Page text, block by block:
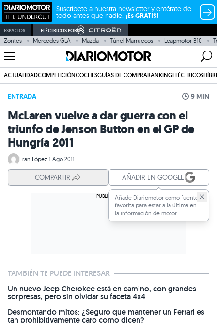
Suscríbete a nuestra newsletter y entérate de
todo antes que nadie. ¡Es GRATIS!
ESPACIOS ELÉCTRICOS POR
Zontes Mercedes GLA Mazda Túnel Marruecos Leapmotor B10
ACTUALIDADCOMPETICIÓNCOCHESGUÍAS DE COMPRARANKINGELÉCTRICOS
ENTRADA 9 MIN
McLaren vuelve a dar guerra con el
triunfo de Jenson Button en el GP de
Hungría 2011
Fran López|1 Ago 2011
COMPARTIR AÑADIR EN GOOGLE
Añade Diariomotor como fuente
favorita para estar a la última en
la información de motor.
TAMBIÉN TE PUEDE INTERESAR
Un nuevo Jeep Cherokee está en camino, con grandes
sorpresas, pero sin olvidar su faceta 4x4
Desmontando mitos: ¿Seguro que mantener un Ferrari es
tan prohibitivamente caro como dicen?